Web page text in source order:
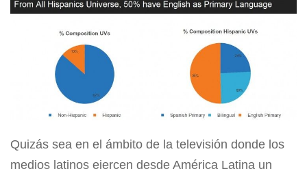
Quizás sea en el ámbito de la televisión donde los
medios latinos ejercen desde América Latina un